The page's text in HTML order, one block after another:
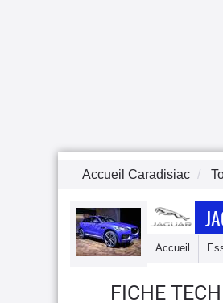
Accueil Caradisiac
Accueil
FICHE